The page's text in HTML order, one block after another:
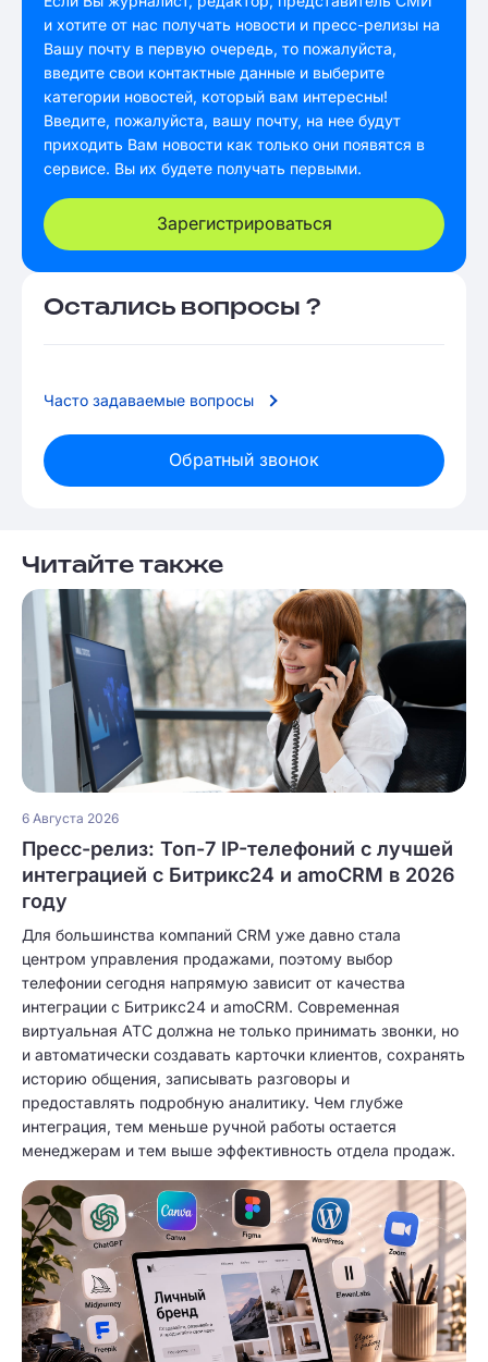
и хотите от нас получать новости и пресс-релизы на
Вашу почту в первую очередь, то пожалуйста,
введите свои контактные данные и выберите
категории новостей, который вам интересны!
Введите, пожалуйста, вашу почту, на нее будут
приходить Вам новости как только они появятся в
сервисе. Вы их будете получать первыми.
Зарегистрироваться
Остались вопросы ?
Часто задаваемые вопросы
Обратный звонок
Читайте также
6 Августа 2026
Пресс-релиз: Топ-7 IP-телефоний с лучшей
интеграцией с Битрикс24 и amoCRM в 2026
году
Для большинства компаний CRM уже давно стала
центром управления продажами, поэтому выбор
телефонии сегодня напрямую зависит от качества
интеграции с Битрикс24 и amoCRM. Современная
виртуальная АТС должна не только принимать звонки, но
и автоматически создавать карточки клиентов, сохранять
историю общения, записывать разговоры и
предоставлять подробную аналитику. Чем глубже
интеграция, тем меньше ручной работы остается
менеджерам и тем выше эффективность отдела продаж.